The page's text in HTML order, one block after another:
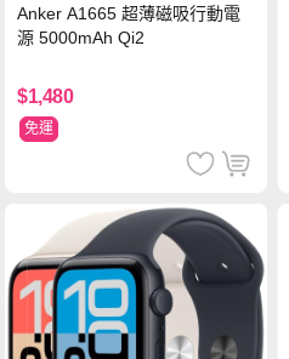
Anker A1665 超薄磁吸行動電
源 5000mAh Qi2
$1,480
免運